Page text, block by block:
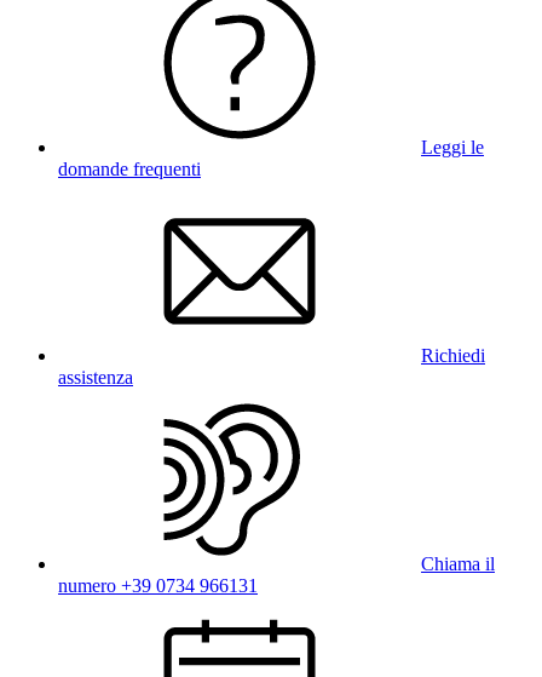
Leggi le
domande frequenti
Richiedi
assistenza
Chiama il
numero +39 0734 966131